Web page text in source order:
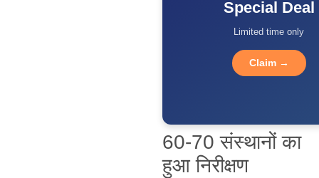
Special Deal
Limited time only
Claim →
60-70 संस्थानों का
हुआ निरीक्षण